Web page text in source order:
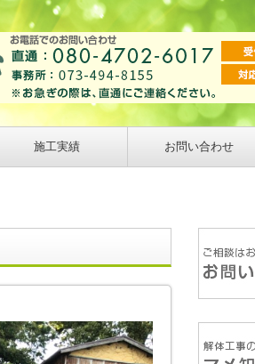
施工実績 お問い合わせ